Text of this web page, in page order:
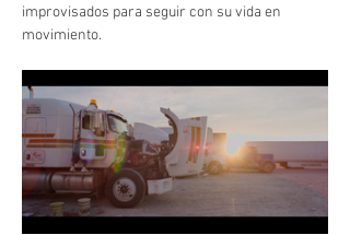
improvisados para seguir con su vida en
movimiento.